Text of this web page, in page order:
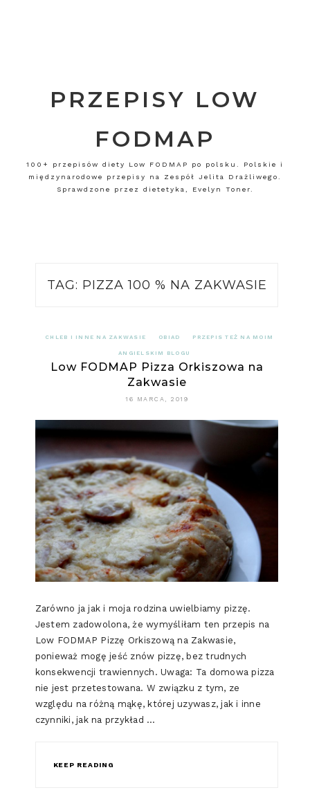
PRZEPISY LOW
FODMAP
100+ przepisów diety Low FODMAP po polsku. Polskie i
międzynarodowe przepisy na Zespół Jelita Drażliwego.
Sprawdzone przez dietetyka, Evelyn Toner.
TAG: PIZZA 100 % NA ZAKWASIE
CHLEB I INNE NA ZAKWASIE OBIAD PRZEPIS TEŻ NA MOIM
ANGIELSKIM BLOGU
Low FODMAP Pizza Orkiszowa na
Zakwasie
16 MARCA, 2019
Zarówno ja jak i moja rodzina uwielbiamy pizzę.
Jestem zadowolona, że wymyśliłam ten przepis na
Low FODMAP Pizzę Orkiszową na Zakwasie,
ponieważ mogę jeść znów pizzę, bez trudnych
konsekwencji trawiennych. Uwaga: Ta domowa pizza
nie jest przetestowana. W związku z tym, ze
względu na różną mąkę, której uzywasz, jak i inne
czynniki, jak na przykład …
KEEP READING